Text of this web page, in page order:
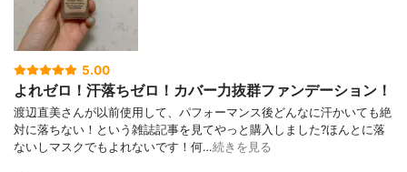
5.00
よれゼロ！汗落ちゼロ！カバー力抜群ファンデーション！
渡辺直美さんが以前使用して、パフォーマンス後どんなに汗かいても絶
対に落ちない！という雑誌記事を見てやっと購入しました?ほんとに落
ないしマスクでもよれないです！何…続きを見る